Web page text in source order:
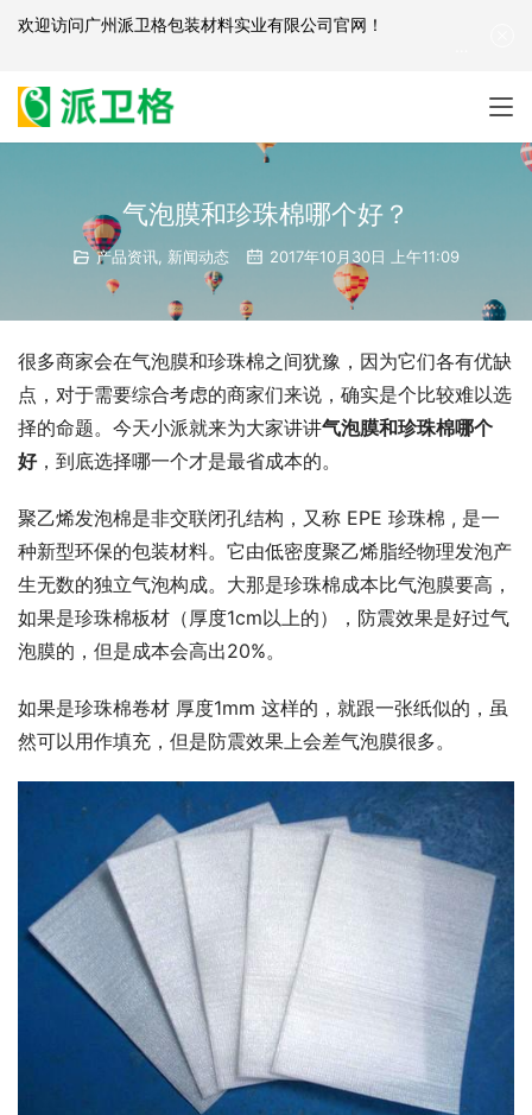
气泡膜和珍珠棉哪个好？
产品资讯 新闻动态 2017年10月30日 上午11:09
很多商家会在气泡膜和珍珠棉之间犹豫，因为它们各有优缺
点，对于需要综合考虑的商家们来说，确实是个比较难以选
择的命题。今天小派就来为大家讲讲气泡膜和珍珠棉哪个
好，到底选择哪一个才是最省成本的。
聚乙烯发泡棉是非交联闭孔结构，又称 EPE 珍珠棉 , 是一
种新型环保的包装材料。它由低密度聚乙烯脂经物理发泡产
生无数的独立气泡构成。大那是珍珠棉成本比气泡膜要高，
如果是珍珠棉板材（厚度1cm以上的），防震效果是好过气
泡膜的，但是成本会高出20%。
如果是珍珠棉卷材 厚度1mm 这样的，就跟一张纸似的，虽
然可以用作填充，但是防震效果上会差气泡膜很多。
欢迎访问广州派卫格包装材料实业有限公司官网 ！